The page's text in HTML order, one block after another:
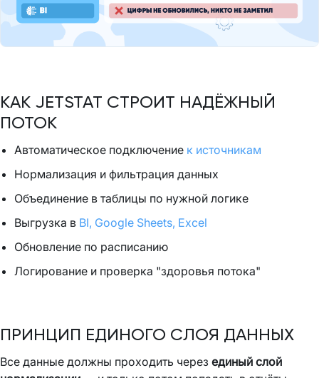
КАК JETSTAT СТРОИТ НАДЁЖНЫЙ
ПОТОК
Автоматическое подключение к источникам
Нормализация и фильтрация данных
Объединение в таблицы по нужной логике
Выгрузка в BI, Google Sheets, Excel
Обновление по расписанию
Логирование и проверка "здоровья потока"
ПРИНЦИП ЕДИНОГО СЛОЯ ДАННЫХ
Все данные должны проходить через единый слой